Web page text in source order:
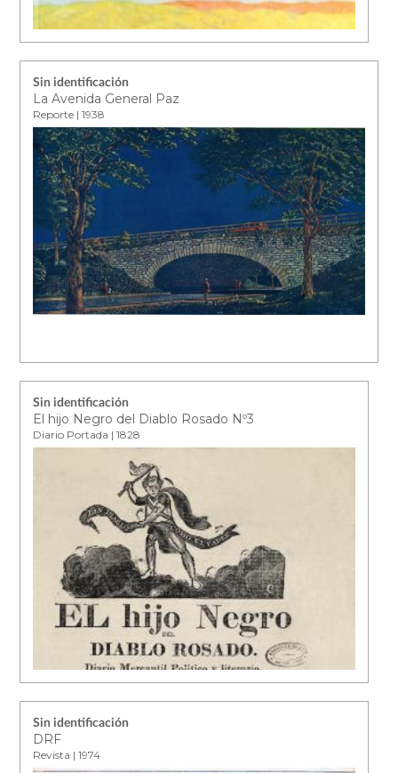
Sin identificación
La Avenida General Paz
Reporte | 1938
Sin identificación
El hijo Negro del Diablo Rosado Nº3
Diario Portada | 1828
Sin identificación
DRF
Revista | 1974